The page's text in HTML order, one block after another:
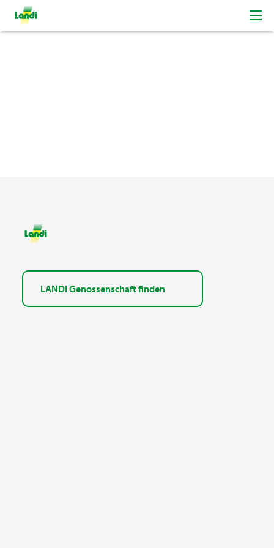
LANDI Genossenschaft finden